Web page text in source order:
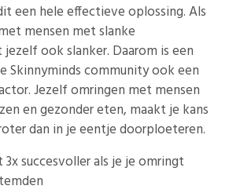
een hele effectieve oplossing. Als
mensen met slanke
ook slanker. Daarom is een
Skinnyminds community ook een
Jezelf omringen met mensen
en gezonder eten, maakt je kans
dan in je eentje doorploeteren.
succesvoller als je je omringt